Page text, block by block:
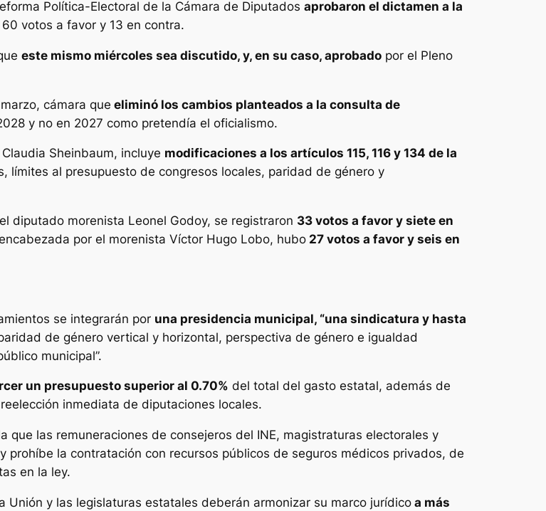
Política-Electoral de la Cámara de Diputados aprobaron el dictamen a la
60 votos a favor y 13 en contra.
este mismo miércoles sea discutido, y, en su caso, aprobado por el Pleno
cámara que eliminó los cambios planteados a la consulta de
y no en 2027 como pretendía el oficialismo.
Sheinbaum, incluye modificaciones a los artículos 115, 116 y 134 de la
límites al presupuesto de congresos locales, paridad de género y
diputado morenista Leonel Godoy, se registraron 33 votos a favor y siete en
por el morenista Víctor Hugo Lobo, hubo 27 votos a favor y seis en
se integrarán por una presidencia municipal, “una sindicatura y hasta
de género vertical y horizontal, perspectiva de género e igualdad
municipal”.
un presupuesto superior al 0.70% del total del gasto estatal, además de
inmediata de diputaciones locales.
que las remuneraciones de consejeros del INE, magistraturas electorales y
prohíbe la contratación con recursos públicos de seguros médicos privados, de
en la ley.
y las legislaturas estatales deberán armonizar su marco jurídico a más